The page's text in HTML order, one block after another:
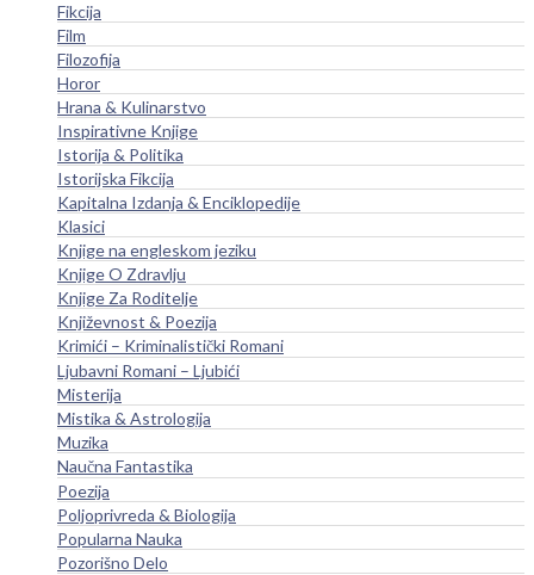
Fikcija
Film
Filozofija
Horor
Hrana & Kulinarstvo
Inspirativne Knjige
Istorija & Politika
Istorijska Fikcija
Kapitalna Izdanja & Enciklopedije
Klasici
Knjige na engleskom jeziku
Knjige O Zdravlju
Knjige Za Roditelje
Književnost & Poezija
Krimići – Kriminalistički Romani
Ljubavni Romani – Ljubići
Misterija
Mistika & Astrologija
Muzika
Naučna Fantastika
Poezija
Poljoprivreda & Biologija
Popularna Nauka
Pozorišno Delo